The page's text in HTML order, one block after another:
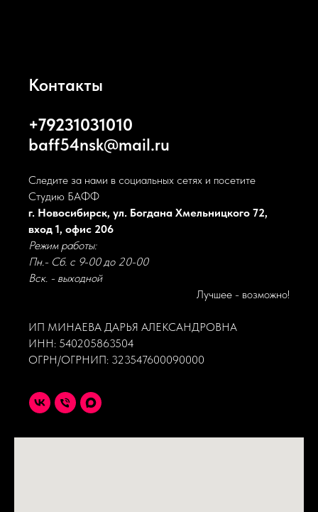
Контакты
+79231031010
baff54nsk@mail.ru
Следите за нами в социальных сетях и посетите
Студию БАФФ
г. Новосибирск, ул. Богдана Хмельницкого 72,
вход 1, офис 206
Режим работы:
Пн.- Сб. с 9-00 до 20-00
Вск. - выходной
Лучшее - возможно!
ИП МИНАЕВА ДАРЬЯ АЛЕКСАНДРОВНА
ИНН: 540205863504
ОГРН/ОГРНИП: 323547600090000